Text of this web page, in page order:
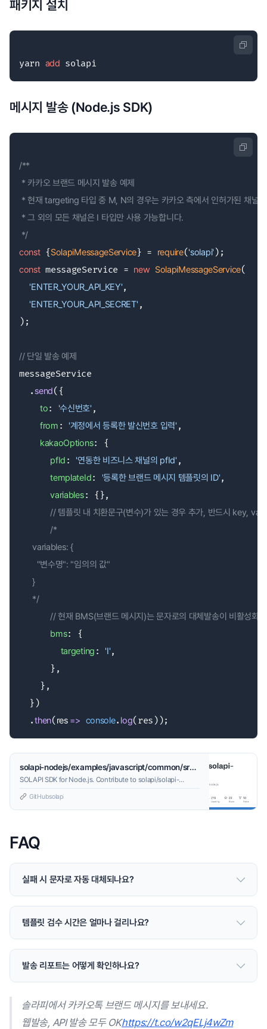
패키지 설치
yarn add solapi
메시지 발송 (Node.js SDK)
/**
* 카카오 브랜드 메시지 발송 예제
* 현재 targeting 타입 중 M, N의 경우는 카카오 측에서 인허가된 채널
* 그 외의 모든 채널은 I 타입만 사용 가능합니다.
*/
const {SolapiMessageService} = require('solapi'
const messageService = new SolapiMessageService(
'ENTER_YOUR_API_KEY',
'ENTER_YOUR_API_SECRET' ,
);
// 단일 발송 예제
messageService
  .
send({
to: '수신번호' ,
from : '계정에서 등록한 발신번호 입력' ,
kakaoOptions: {
pfId : '연동한 비즈니스 채널의 pfId' ,
templateId: '등록한 브랜드 메시지 템플릿의 ID',
variables: {},
// 템플릿 내 치환문구(변수)가 있는 경우 추가, 반드시 key,
/*
      variables: {
        "변수명": "임의의 값"
      }
      */
// 현재 BMS(브랜드 메시지)는 문자로의 대체발송이 비활성화
bms: {
targeting : 'I',
      },
    },
  })
  .
then( res => console. log(res));
solapi-nodejs/examples/javascript/common/src/kakao/send/send_bms.js at master · solapi/solapi-nodejs
SOLAPI SDK for Node.js. Contribute to solapi/solapi-
GitHubsolapi
FAQ
실패 시 문자로 자동 대체되나요?
템플릿 검수 시간은 얼마나 걸리나요?
발송 리포트는 어떻게 확인하나요?
솔라피에서 카카오톡 브랜드 메시지를 보내세요.
웹발송, API 발송 모두 OKhttps://t.co/w2qELj4wZm